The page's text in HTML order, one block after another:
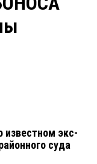
известном экс-
суда